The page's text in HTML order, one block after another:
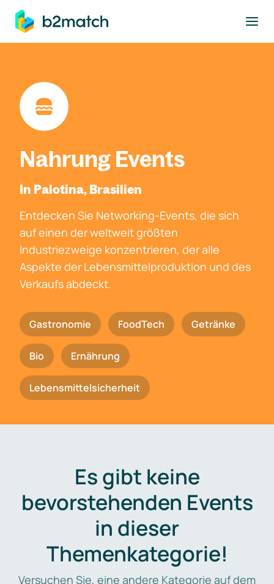
springen
Nahrung Events
In Palotina, Brasilien
Entdecken Sie Networking-Events, die sich
auf einen der weltweit größten
Industriezweige konzentrieren, der alle
Aspekte der Lebensmittelproduktion und des
Verkaufs abdeckt.
Gastronomie FoodTech Getränke
Bio Ernährung
Lebensmittelsicherheit
Es gibt keine
bevorstehenden Events
in dieser
Themenkategorie!
Versuchen Sie, eine andere Kategorie auf dem